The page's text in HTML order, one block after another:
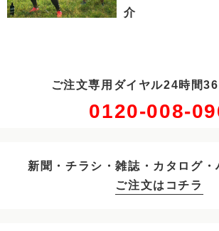
介
ご注文専用ダイヤル24時間
0120-008-
新聞・チラシ・雑誌・カタログ・
ご注文はコチラ